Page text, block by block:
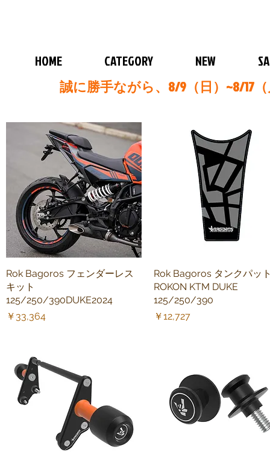
HOME CATEGORY NEW
誠に勝手ながら、8/9（日）~8/17
クイックビュー
Rok Bagoros フェンダーレス
キット
125/250/390DUKE2024
価格
￥33,364
クイックビュー
Rok Bagoros タンクパ
ROKON KTM DUKE
125/250/390
価格
￥12,727